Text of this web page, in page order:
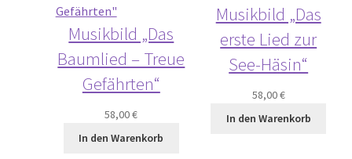
Musikbild „Das
Baumlied – Treue
Gefährten“
58,00€
In den Warenkorb
Musikbild „Das
erste Lied zur
See-Häsin“
58,00€
In den Warenkorb